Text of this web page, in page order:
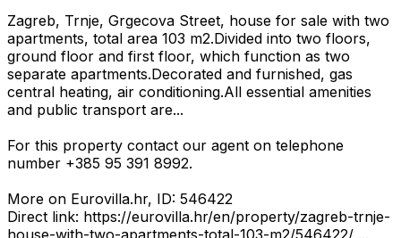
Zagreb, Trnje, Grgecova Street, house for sale with two
apartments, total area 103 m2.Divided into two floors,
ground floor and first floor, which function as two
separate apartments.Decorated and furnished, gas
central heating, air conditioning.All essential amenities
and public transport are...
For this property contact our agent on telephone
number +385 95 391 8992.
More on Eurovilla.hr, ID: 546422
Direct link: https://eurovilla.hr/en/property/zagreb-trnje-